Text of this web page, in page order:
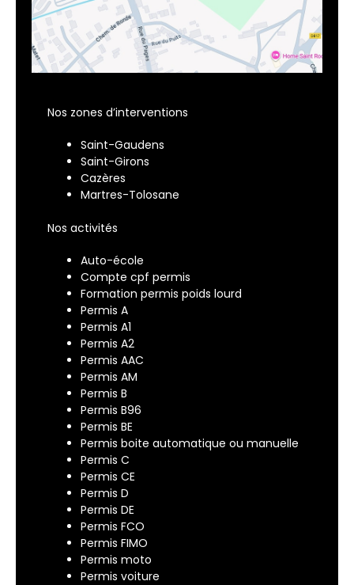
Nos zones d’interventions
Saint-Gaudens
Saint-Girons
Cazères
Martres-Tolosane
Nos activités
Auto-école
Compte cpf permis​
Formation permis poids lourd
Permis A
Permis A1
Permis A2
Permis AAC
Permis AM
Permis B
Permis B96
Permis BE
Permis boite automatique ou manuelle
Permis C
Permis CE
Permis D
Permis DE
Permis FCO
Permis FIMO
Permis moto
Permis voiture